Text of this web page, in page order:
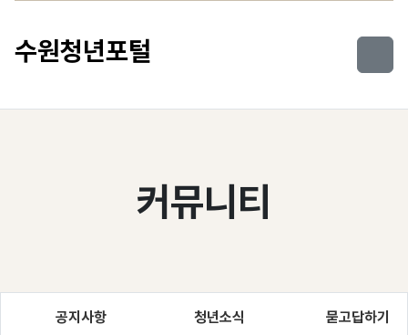
수원청년포털
커뮤니티
공지사항 청년소식 묻고답하기